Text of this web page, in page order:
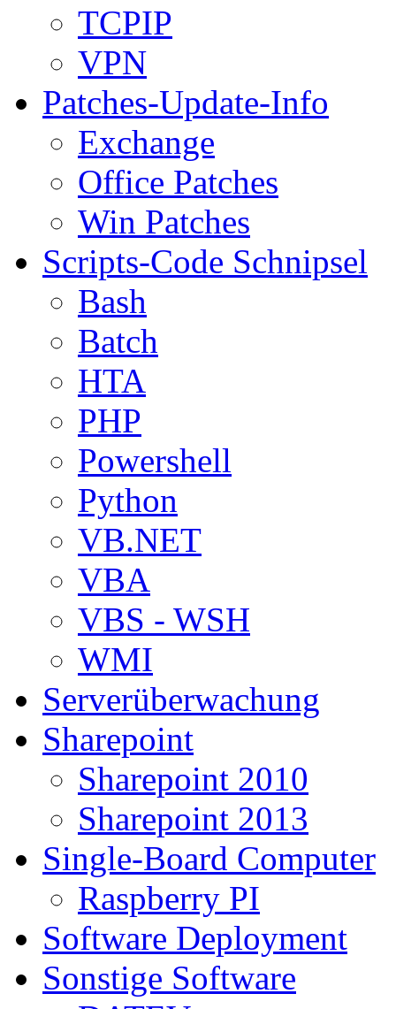
TCPIP
VPN
Patches-Update-Info
Exchange
Office Patches
Win Patches
Scripts-Code Schnipsel
Bash
Batch
HTA
PHP
Powershell
Python
VB.NET
VBA
VBS - WSH
WMI
Serverüberwachung
Sharepoint
Sharepoint 2010
Sharepoint 2013
Single-Board Computer
Raspberry PI
Software Deployment
Sonstige Software